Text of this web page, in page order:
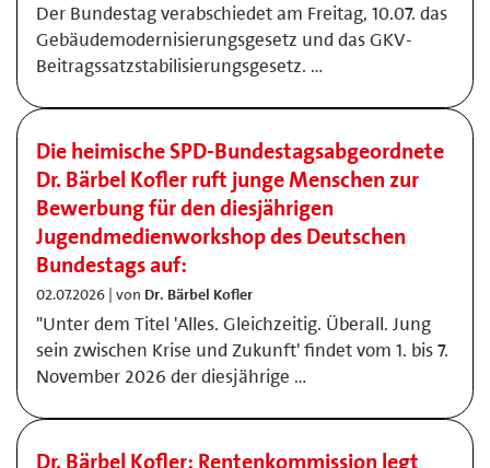
Der Bundestag verabschiedet am Freitag, 10.07. das
Gebäudemodernisierungsgesetz und das GKV-
Beitragssatzstabilisierungsgesetz. …
Die heimische SPD-Bundestagsabgeordnete
Dr. Bärbel Kofler ruft junge Menschen zur
Bewerbung für den diesjährigen
Jugendmedienworkshop des Deutschen
Bundestags auf:
02.07.2026 | von Dr. Bärbel Kofler
"Unter dem Titel 'Alles. Gleichzeitig. Überall. Jung
sein zwischen Krise und Zukunft' findet vom 1. bis 7.
November 2026 der diesjährige …
Dr. Bärbel Kofler: Rentenkommission legt